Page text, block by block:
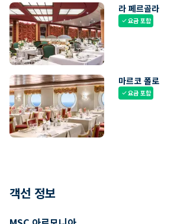
라 페르골라
check요금 포함
마르코 폴로
check요금 포함
객선 정보